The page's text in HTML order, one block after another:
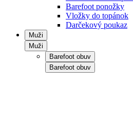
Barefoot ponožky
Vložky do topánok
Darčekový poukaz
Muži
Muži
Barefoot obuv
Barefoot obuv